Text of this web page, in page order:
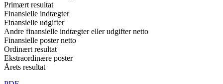
Primært resultat
Finansielle indtægter
Finansielle udgifter
Andre finansielle indtægter eller udgifter netto
Finansielle poster netto
Ordinært resultat
Ekstraordinære poster
Årets resultat